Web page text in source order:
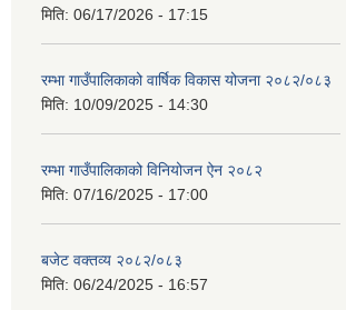
मिति: 06/17/2026 - 17:15
रम्भा गाउँपालिकाको वार्षिक विकास योजना २०८२/०८३
मिति: 10/09/2025 - 14:30
रम्भा गाउँपालिकाको विनियोजन ऐन २०८२
मिति: 07/16/2025 - 17:00
बजेट वक्तव्य २०८२/०८३
मिति: 06/24/2025 - 16:57